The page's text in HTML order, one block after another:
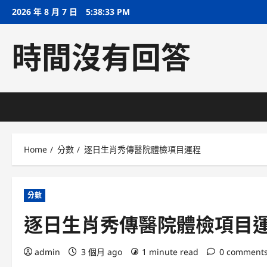
Skip2026 年 8 月 7 日 5:38:33 PM
時間沒有回答
Home 分數 逐日生肖秀傳醫院體檢項目運程
分數
逐日生肖秀傳醫院體檢項目
admin 3 個月 ago 1 minute read 0